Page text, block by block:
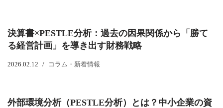
決算書×PESTLE分析：過去の因果関係から「勝て
る経営計画」を導き出す財務戦略
2026.02.12 コラム・新着情報
外部環境分析（PESTLE分析）とは？中小企業の資